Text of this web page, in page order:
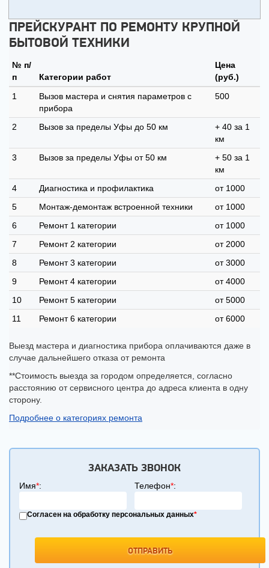
ПРЕЙСКУРАНТ ПО РЕМОНТУ КРУПНОЙ
БЫТОВОЙ ТЕХНИКИ
№ п/
п
Категории работ
Цена
(руб.)
1
Вызов мастера и снятия параметров с
прибора
500
2 Вызов за пределы Уфы до 50 км
+ 40 за 1
км
3
Вызов за пределы Уфы от 50 км
+ 50 за 1
км
4
Диагностика и профилактика
от 1000
5
Монтаж-демонтаж встроенной техники
от 1000
6
Ремонт 1 категории
от 1000
7
Ремонт 2 категории
от 2000
8
Ремонт 3 категории
от 3000
9
Ремонт 4 категории
от 4000
10
Ремонт 5 категории
от 5000
11
Ремонт 6 категории от 6000
Выезд мастера и диагностика прибора оплачиваются даже в
случае дальнейшего отказа от ремонта
**Стоимость выезда за городом определяется, согласно
расстоянию от сервисного центра до адреса клиента в одну
сторону.
Подробнее о категориях ремонта
ЗАКАЗАТЬ ЗВОНОК
Имя*: Телефон*:
Согласен на обработку персональных данных*